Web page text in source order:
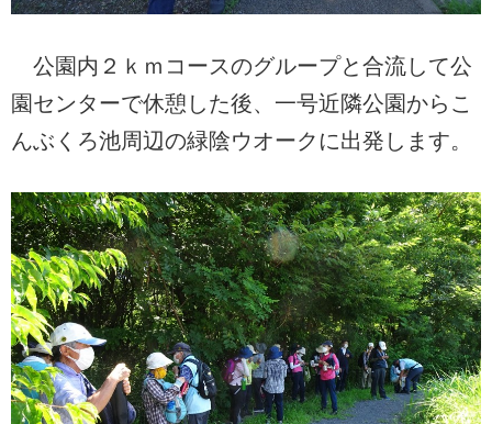
公園内２ｋｍコースのグループと合流して公
園センターで休憩した後、一号近隣公園からこ
んぶくろ池周辺の緑陰ウオークに出発します。